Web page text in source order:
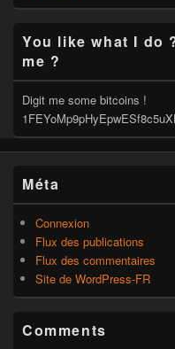
You like what I do
me ?
Digit me some bitcoins !
Méta
Connexion
Flux des publications
Flux des commentaires
Site de WordPress-FR
Comments